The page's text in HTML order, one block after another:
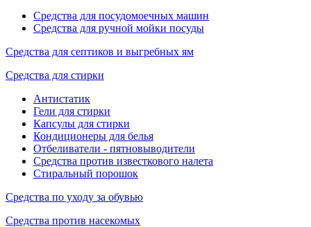
Средства для посудомоечных машин
Средства для ручной мойки посуды
Средства для септиков и выгребных ям
Средства для стирки
Антистатик
Гели для стирки
Капсулы для стирки
Кондиционеры для белья
Отбеливатели - пятновыводители
Средства против известкового налета
Стиральный порошок
Средства по уходу за обувью
Средства против насекомых